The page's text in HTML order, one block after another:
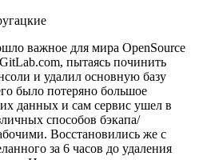
важное для мира OpenSource
пытаясь починить
и удалил основную базу
было потеряно большое
данных и сам сервис ушел в
способов бэкапа/
Восстановились же с
за 6 часов до удаления